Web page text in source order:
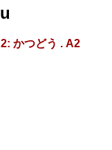
かつどう . A2